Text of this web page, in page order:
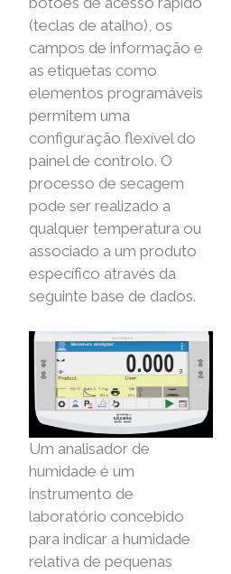
(teclas de atalho), os
campos de informação e
as etiquetas como
elementos programáveis ​​
permitem uma
configuração flexível do
painel de controlo. O
processo de secagem
pode ser realizado a
qualquer temperatura ou
associado a um produto
específico através da
seguinte base de dados.
Um analisador de
humidade é um
instrumento de
laboratório concebido
para indicar a humidade
relativa de pequenas